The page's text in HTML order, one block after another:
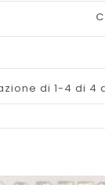
di 1-4 di 4